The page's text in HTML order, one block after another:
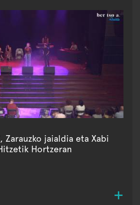
Zarauzko jaialdia eta Xabi
Hortzeran